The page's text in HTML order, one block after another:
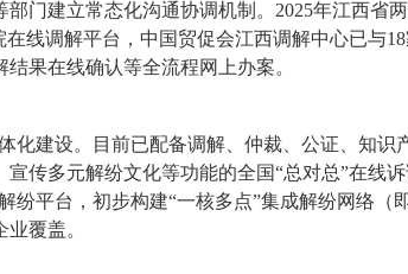
门建立常态化沟通协调机制。2025年江西省
线调解平台，中国贸促会江西调解中心已与
果在线确认等全流程网上办案。
化建设。目前已配备调解、仲裁、公证、知识
传多元解纷文化等功能的全国“总对总”在线
平台，初步构建“一核多点”集成解纷网络（
覆盖。